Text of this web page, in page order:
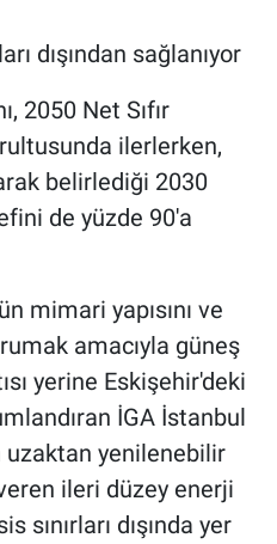
dışından sağlanıyor
2050 Net Sıfır
ilerlerken,
belirlediği 2030
de yüzde 90'a
mimari yapısını ve
amacıyla güneş
yerine Eskişehir'deki
İGA İstanbul
uzaktan yenilenebilir
ileri düzey enerji
sınırları dışında yer